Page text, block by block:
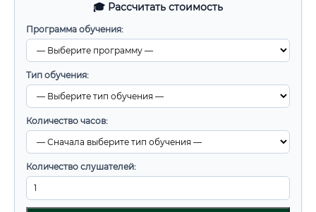
🎓 Рассчитать стоимость
Программа обучения:
Тип обучения:
Количество часов:
Количество слушателей: